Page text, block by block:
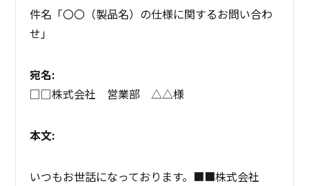
件名「〇〇（製品名）の仕様に関するお問い合わ
せ」
宛名:
□□株式会社 営業部 △△様
本文:
いつもお世話になっております。■■株式会社